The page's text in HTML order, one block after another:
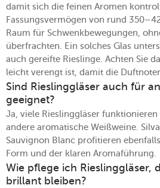
damit sich die feinen Aromen
Fassungsvermögen von rund
Raum für Schwenkbewegungen,
überfrachten. Ein solches Glas
auch gereifte Rieslinge. Achten Sie
leicht verengt ist, damit die
Sind Rieslinggläser auch für
geeignet?
Ja, viele Rieslinggläser
andere aromatische Weißweine.
Sauvignon Blanc profitieren
Form und der klaren Aromaführung.
Wie pflege ich Rieslinggläser,
brillant bleiben?